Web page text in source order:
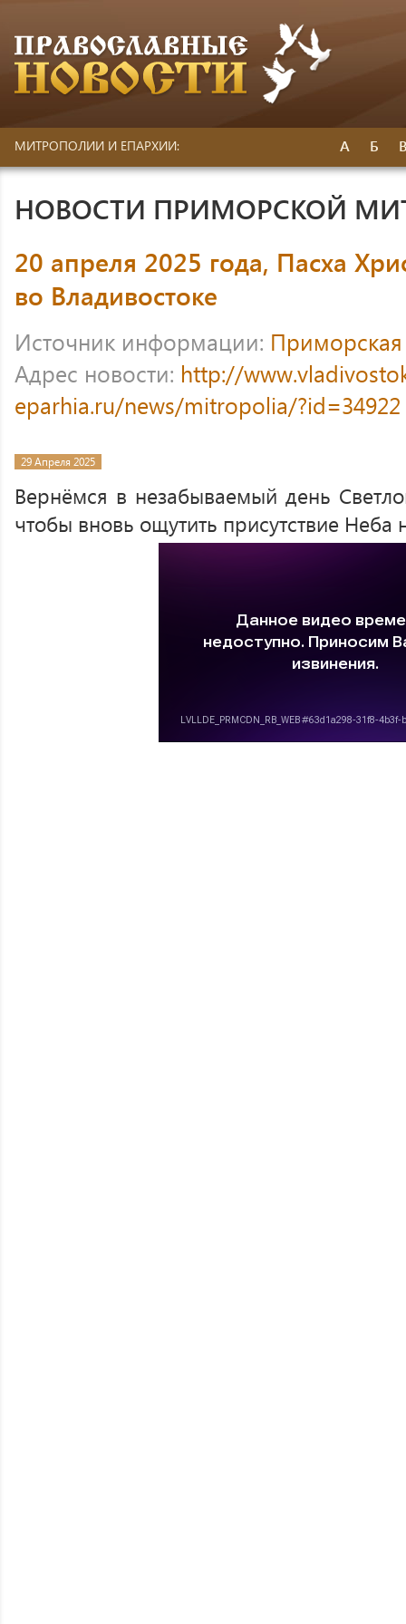
МИТРОПОЛИИ И ЕПАРХИИ: А Б
НОВОСТИ ПРИМОРСКОЙ
20 апреля 2025 года, Пасха
во Владивостоке
Источник информации:
Адрес новости: http://
eparhia.ru/news/mitropolia/?id=34922
29 Апреля 2025
Вернёмся в незабываемый день
чтобы вновь ощутить присутствие Неба